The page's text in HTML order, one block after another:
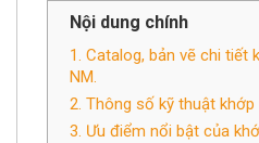
Nội dung chính
1. Catalog, bản vẽ chi tiết
NM.
2. Thông số kỹ thuật
3. Ưu điểm nổi bật của